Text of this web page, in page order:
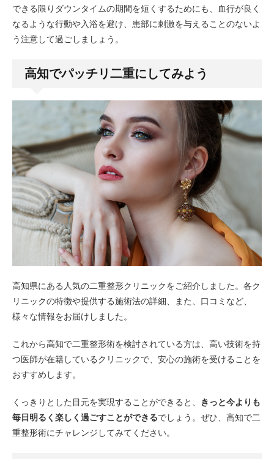
できる限りダウンタイムの期間を短くするためにも、血行が良く
なるような行動や入浴を避け、患部に刺激を与えることのないよ
う注意して過ごしましょう。
高知でパッチリ二重にしてみよう
高知県にある人気の二重整形クリニックをご紹介しました。各ク
リニックの特徴や提供する施術法の詳細、また、口コミなど、
様々な情報をお届けしました。
これから高知で二重整形術を検討されている方は、高い技術を持
つ医師が在籍しているクリニックで、安心の施術を受けることを
おすすめします。
くっきりとした目元を実現することができると、
きっと今よりも
毎日明るく楽しく過ごすことができるでしょう。ぜひ、高知で二
重整形術にチャレンジしてみてください。